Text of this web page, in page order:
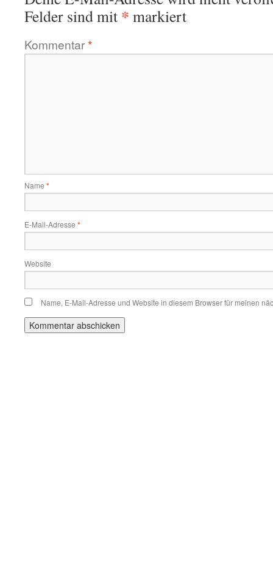
Felder sind mit * markiert
Kommentar*
Name *
E-Mail-Adresse *
Website
Name, E-Mail-Adresse und Website in diesem Browser für meinen